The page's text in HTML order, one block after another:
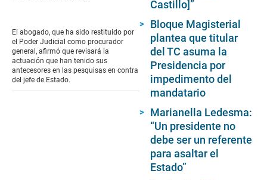
El abogado, que ha sido restituido por
el Poder Judicial como procurador
general, afirmó que revisará la
actuación que han tenido sus
antecesores en las pesquisas en contra
del jefe de Estado.
Castillo]”
Bloque Magisterial
plantea que titular
del TC asuma la
Presidencia por
impedimento del
mandatario
Marianella Ledesma:
“Un presidente no
debe ser un referente
para asaltar el
Estado”